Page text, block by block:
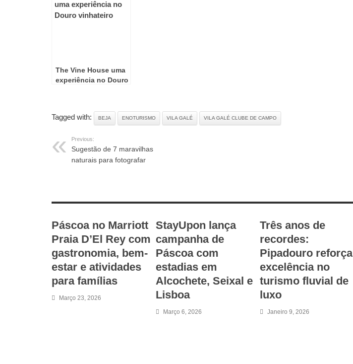
The Vine House uma
experiência no Douro
Tagged with: BEJA ENOTURISMO VILA GALÉ VILA GALÉ CLUBE DE CAMPO
Previous:
Sugestão de 7 maravilhas
naturais para fotografar
Páscoa no Marriott
Praia D’El Rey com
gastronomia, bem-
estar e atividades
para famílias
Março 23, 2026
StayUpon lança
campanha de
Páscoa com
estadias em
Alcochete, Seixal e
Lisboa
Março 6, 2026
Três anos de
recordes:
Pipadouro reforça
excelência no
turismo fluvial de
luxo
Janeiro 9, 2026